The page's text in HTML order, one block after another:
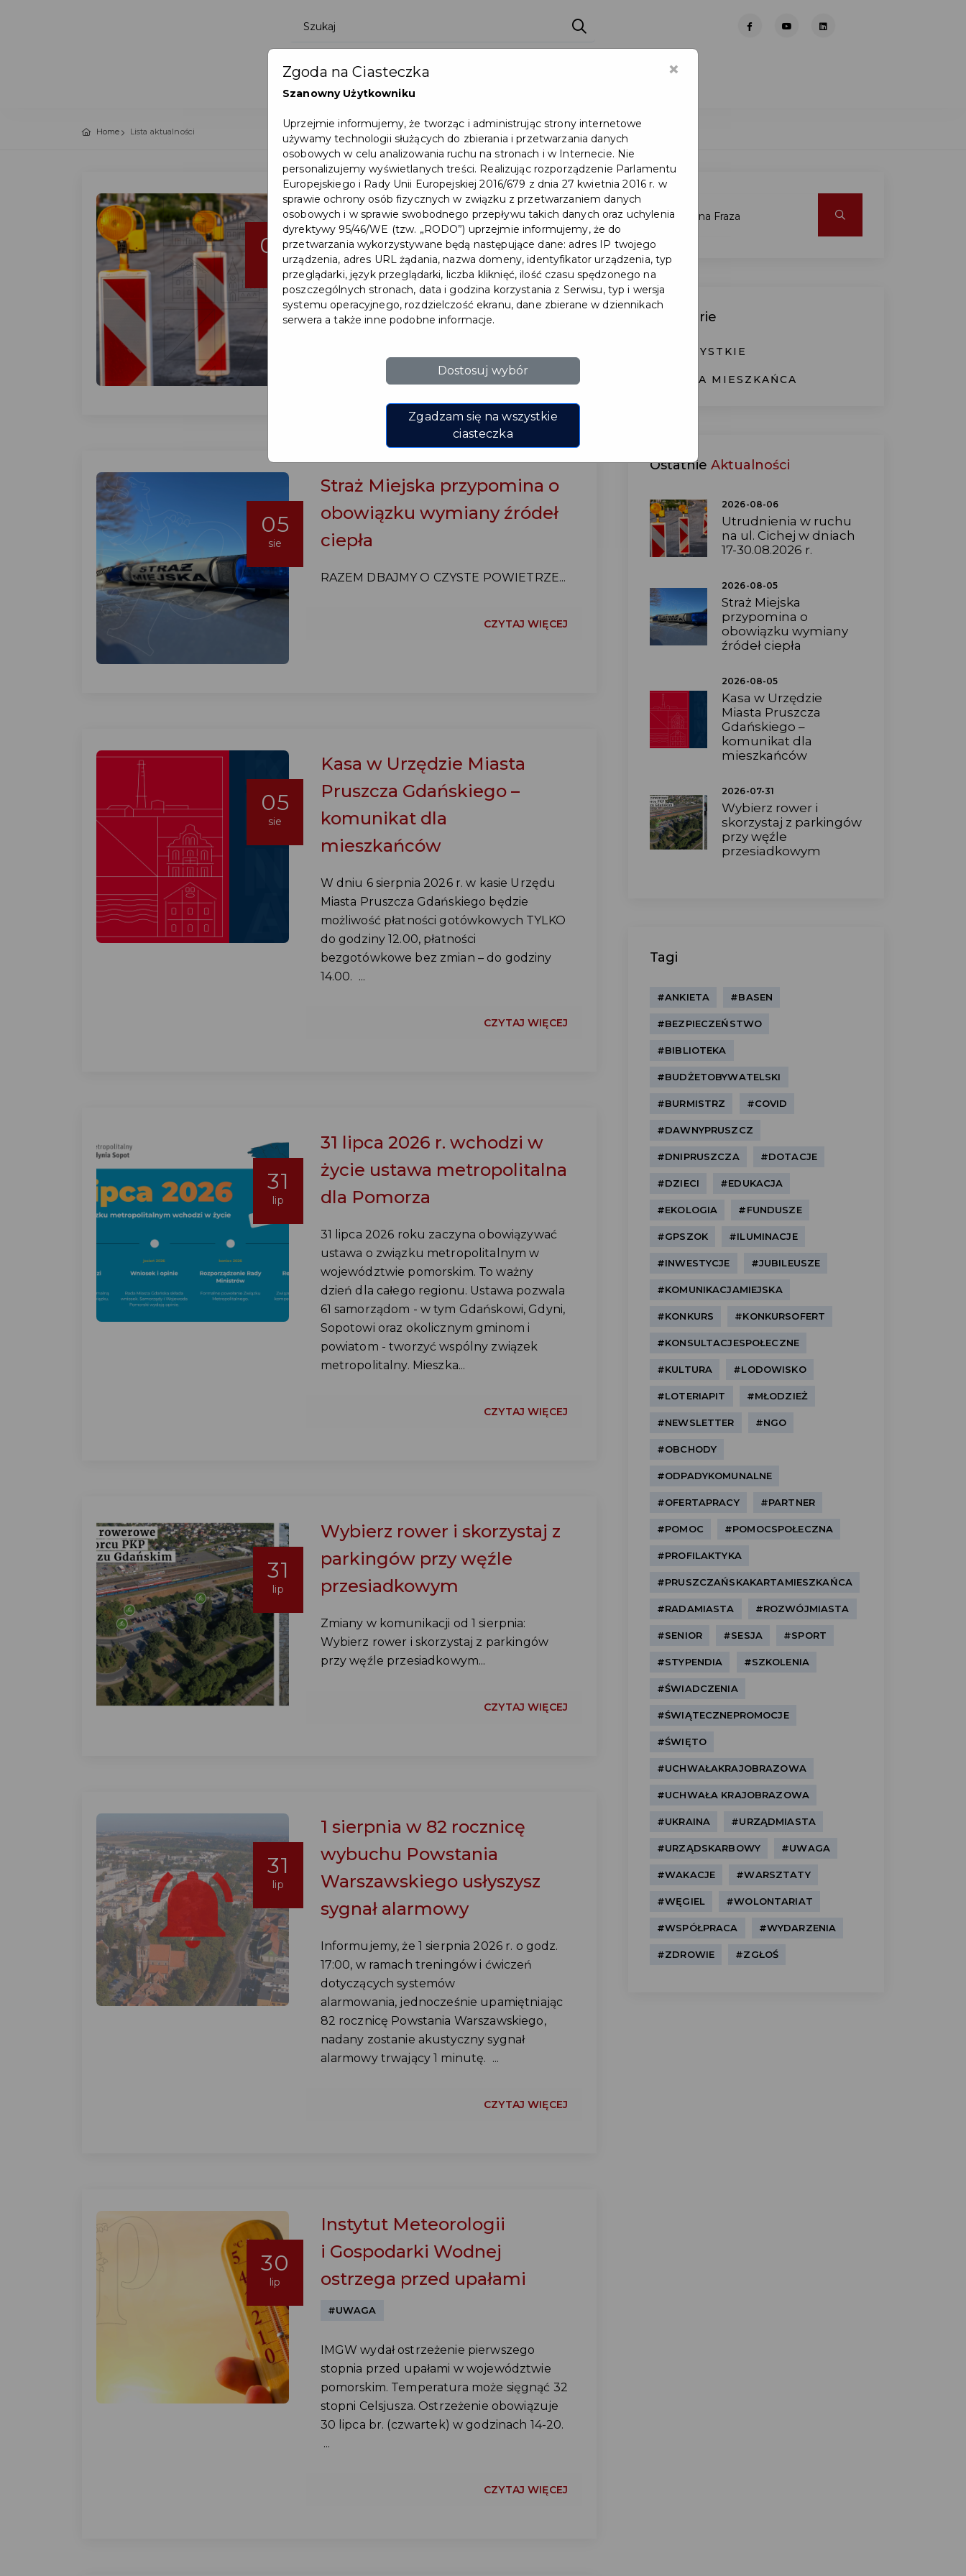
Home Lista aktualności
06
Utrudnienia w ruchu na ul.
Cichej w dniach 17-
30.08.2026 r.
Utrudnienia w ruchu na ul. Cichej w
dniach 17-30.08.2026 r. ...
CZYTAJ WIĘCEJ
05
sie
Straż Miejska przypomina o
obowiązku wymiany źródeł
ciepła
RAZEM DBAJMY O CZYSTE POWIETRZE...
CZYTAJ WIĘCEJ
05
sie
Kasa w Urzędzie Miasta
Pruszcza Gdańskiego –
komunikat dla
mieszkańców
W dniu 6 sierpnia 2026 r. w kasie Urzędu
Miasta Pruszcza Gdańskiego będzie
możliwość płatności gotówkowych TYLKO
do godziny 12.00, płatności
bezgotówkowe bez zmian – do godziny
14.00. ...
CZYTAJ WIĘCEJ
31
lip
31 lipca 2026 r. wchodzi w
życie ustawa metropolitalna
dla Pomorza
31 lipca 2026 roku zaczyna obowiązywać
ustawa o związku metropolitalnym w
województwie pomorskim. To ważny
dzień dla całego regionu. Ustawa pozwala
61 samorządom - w tym Gdańskowi, Gdyni,
Sopotowi oraz okolicznym gminom i
powiatom - tworzyć wspólny związek
metropolitalny. Mieszka...
CZYTAJ WIĘCEJ
31
lip
Wybierz rower i skorzystaj z
parkingów przy węźle
przesiadkowym
Zmiany w komunikacji od 1 sierpnia:
Wybierz rower i skorzystaj z parkingów
przy węźle przesiadkowym...
CZYTAJ WIĘCEJ
31
lip
1 sierpnia w 82 rocznicę
wybuchu Powstania
Warszawskiego usłyszysz
sygnał alarmowy
Informujemy, że 1 sierpnia 2026 r. o godz.
17:00, w ramach treningów i ćwiczeń
dotyczących systemów
alarmowania, jednocześnie upamiętniając
82 rocznicę Powstania Warszawskiego,
nadany zostanie akustyczny sygnał
alarmowy trwający 1 minutę. ...
CZYTAJ WIĘCEJ
30
lip
Instytut Meteorologii
i Gospodarki Wodnej
ostrzega przed upałami
#UWAGA
IMGW wydał ostrzeżenie pierwszego
stopnia przed upałami w województwie
pomorskim. Temperatura może sięgnąć 32
stopni Celsjusza. Ostrzeżenie obowiązuje
30 lipca br. (czwartek) w godzinach 14-20.
...
CZYTAJ WIĘCEJ
Kategorie
WSZYSTKIE
KARTA MIESZKAŃCA
Ostatnie Aktualności
2026-08-06
Utrudnienia w ruchu
na ul. Cichej w dniach
17-30.08.2026 r.
2026-08-05
Straż Miejska
przypomina o
obowiązku wymiany
źródeł ciepła
2026-08-05
Kasa w Urzędzie
Miasta Pruszcza
Gdańskiego –
komunikat dla
mieszkańców
2026-07-31
Wybierz rower i
skorzystaj z parkingów
przy węźle
przesiadkowym
Tagi
#ANKIETA #BASEN
#BEZPIECZEŃSTWO
#BIBLIOTEKA
#BUDŻETOBYWATELSKI
#BURMISTRZ #COVID
#DAWNYPRUSZCZ
#DNIPRUSZCZA #DOTACJE
#DZIECI #EDUKACJA
#EKOLOGIA #FUNDUSZE
#GPSZOK #ILUMINACJE
#INWESTYCJE #JUBILEUSZE
#KOMUNIKACJAMIEJSKA
#KONKURS #KONKURSOFERT
#KONSULTACJESPOŁECZNE
#KULTURA #LODOWISKO
#LOTERIAPIT #MŁODZIEŻ
#NEWSLETTER #NGO
#OBCHODY
#ODPADYKOMUNALNE
#OFERTAPRACY #PARTNER
#POMOC #POMOCSPOŁECZNA
#PROFILAKTYKA
#PRUSZCZAŃSKAKARTAMIESZKAŃCA
#RADAMIASTA #ROZWÓJMIASTA
#SENIOR #SESJA #SPORT
#STYPENDIA #SZKOLENIA
#ŚWIADCZENIA
#ŚWIĄTECZNEPROMOCJE
#ŚWIĘTO
#UCHWAŁAKRAJOBRAZOWA
#UCHWAŁA KRAJOBRAZOWA
#UKRAINA #URZĄDMIASTA
#URZĄDSKARBOWY #UWAGA
#WAKACJE #WARSZTATY
#WĘGIEL #WOLONTARIAT
#WSPÓŁPRACA #WYDARZENIA
#ZDROWIE #ZGŁOŚ
×
Zgoda na Ciasteczka
Szanowny Użytkowniku
Uprzejmie informujemy, że tworząc i administrując strony internetowe
używamy technologii służących do zbierania i przetwarzania danych
osobowych w celu analizowania ruchu na stronach i w Internecie. Nie
personalizujemy wyświetlanych treści. Realizując rozporządzenie Parlamentu
Europejskiego i Rady Unii Europejskiej 2016/679 z dnia 27 kwietnia 2016 r. w
sprawie ochrony osób fizycznych w związku z przetwarzaniem danych
osobowych i w sprawie swobodnego przepływu takich danych oraz uchylenia
dyrektywy 95/46/WE (tzw. „RODO”) uprzejmie informujemy, że do
przetwarzania wykorzystywane będą następujące dane: adres IP twojego
urządzenia, adres URL żądania, nazwa domeny, identyfikator urządzenia, typ
przeglądarki, język przeglądarki, liczba kliknięć, ilość czasu spędzonego na
poszczególnych stronach, data i godzina korzystania z Serwisu, typ i wersja
systemu operacyjnego, rozdzielczość ekranu, dane zbierane w dziennikach
serwera a także inne podobne informacje.
Dostosuj wybór
Zgadzam się na wszystkie
ciasteczka